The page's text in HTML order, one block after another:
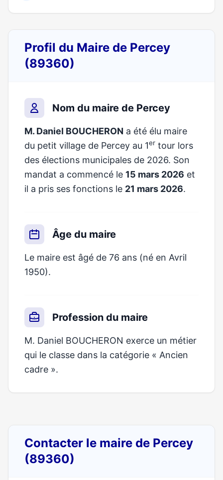
Profil du Maire de Percey
(89360)
Nom du maire de Percey
M. Daniel BOUCHERON a été élu maire
du petit village de Percey au 1er tour lors
des élections municipales de 2026. Son
mandat a commencé le 15 mars 2026 et
il a pris ses fonctions le 21 mars 2026.
Âge du maire
Le maire est âgé de 76 ans (né en Avril
1950).
Profession du maire
M. Daniel BOUCHERON exerce un métier
qui le classe dans la catégorie « Ancien
cadre ».
Contacter le maire de Percey
(89360)